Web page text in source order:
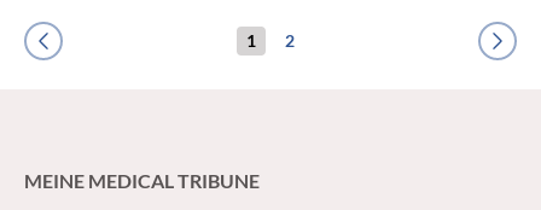
Previous 1 2 Next
MEINE MEDICAL TRIBUNE